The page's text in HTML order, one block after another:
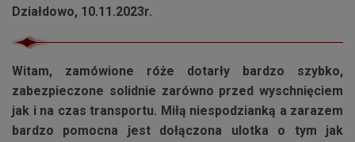
Działdowo, 10.11.2023r.
Witam, zamówione róże dotarły bardzo szybko,
zabezpieczone solidnie zarówno przed wyschnięciem
jak i na czas transportu. Miłą niespodzianką a zarazem
bardzo pomocna jest dołączona ulotka o tym jak